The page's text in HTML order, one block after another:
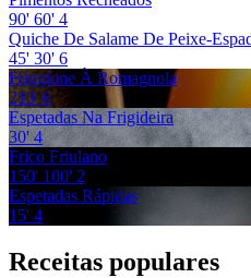
90' 60' 4
Quiche De Salame De Peixe-
45' 30' 6
Friggione À Romagnola
210' 6
Espetadas Na Frigideira
30' 4
Frico Friulano
150' 100' 2
Espetadas Rápidas
15' 4
Receitas populares